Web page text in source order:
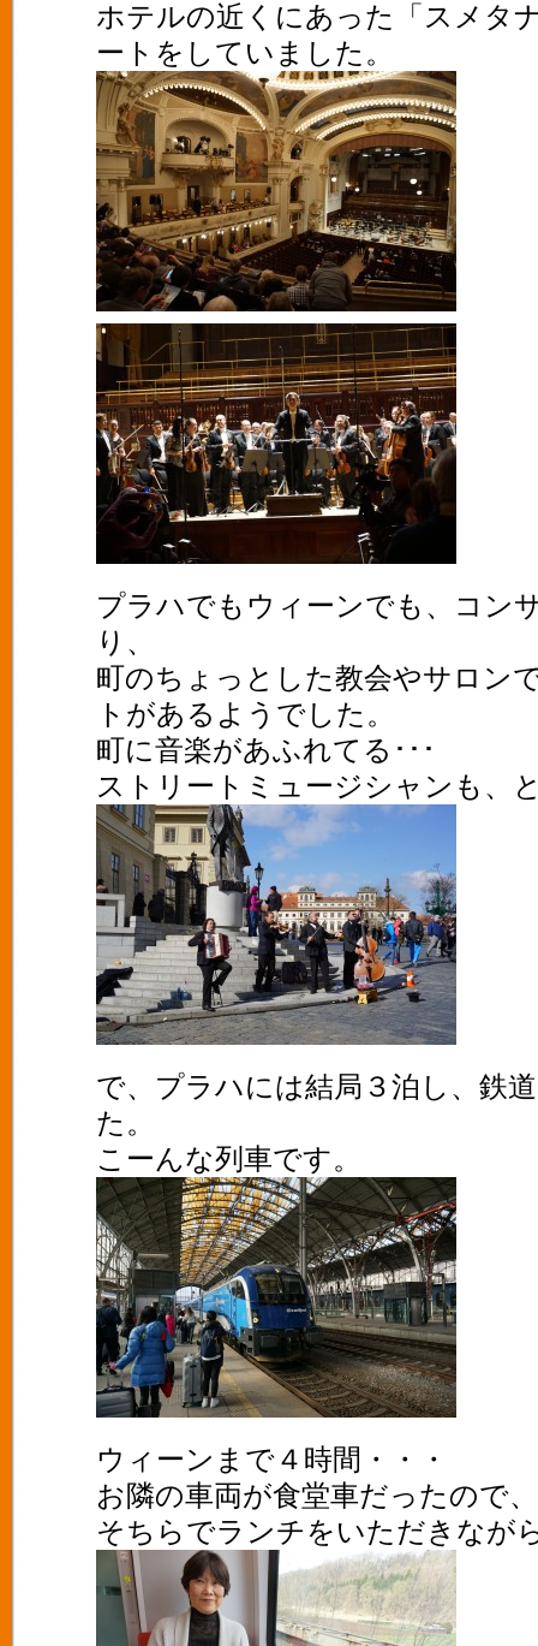
ホテルの近くにあった「スメタ
ートをしていました。
プラハでもウィーンでも、コン
り、
町のちょっとした教会やサロン
トがあるようでした。
町に音楽があふれてる･･･
ストリートミュージシャンも、
で、プラハには結局３泊し、鉄
た。
こーんな列車です。
ウィーンまで４時間・・・
お隣の車両が食堂車だったので、
そちらでランチをいただきなが